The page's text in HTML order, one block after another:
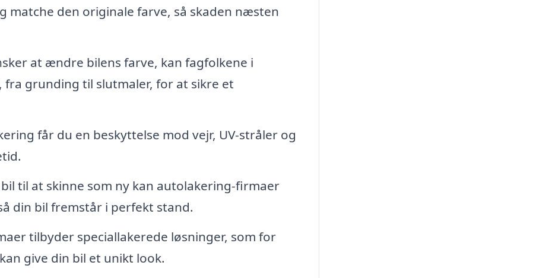
matche den originale farve, så skaden næsten
at ændre bilens farve, kan fagfolkene i
fra grunding til slutmaler, for at sikre et
får du en beskyttelse mod vejr, UV-stråler og
til at skinne som ny kan autolakering-firmaer
din bil fremstår i perfekt stand.
tilbyder speciallakerede løsninger, som for
give din bil et unikt look.